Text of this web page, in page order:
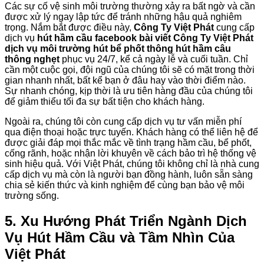
Các sự cố vệ sinh môi trường thường xảy ra bất ngờ và cần
được xử lý ngay lập tức để tránh những hậu quả nghiêm
trọng. Nắm bắt được điều này, Công Ty Việt Phát cung cấp
dịch vụ hút hầm cầu facebook bài viết Công Ty Việt Phát
dịch vụ môi trường hút bể phốt thông hút hầm câu
thông nghẹt phục vụ 24/7, kể cả ngày lễ và cuối tuần. Chỉ
cần một cuộc gọi, đội ngũ của chúng tôi sẽ có mặt trong thời
gian nhanh nhất, bất kể bạn ở đâu hay vào thời điểm nào.
Sự nhanh chóng, kịp thời là ưu tiên hàng đầu của chúng tôi
để giảm thiểu tối đa sự bất tiện cho khách hàng.
Ngoài ra, chúng tôi còn cung cấp dịch vụ tư vấn miễn phí
qua điện thoại hoặc trực tuyến. Khách hàng có thể liên hệ để
được giải đáp mọi thắc mắc về tình trạng hầm cầu, bể phốt,
cống rãnh, hoặc nhận lời khuyên về cách bảo trì hệ thống vệ
sinh hiệu quả. Với Việt Phát, chúng tôi không chỉ là nhà cung
cấp dịch vụ mà còn là người bạn đồng hành, luôn sẵn sàng
chia sẻ kiến thức và kinh nghiệm để cùng bạn bảo vệ môi
trường sống.
5. Xu Hướng Phát Triển Ngành Dịch
Vụ Hút Hầm Cầu và Tầm Nhìn Của
Việt Phát